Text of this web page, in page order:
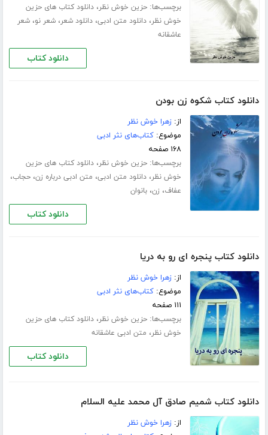
برچسب‌ها:حزین خوش نظر،دانلود کتاب های حزین
خوش نظر،دانلود متن ادبی،دانلود شعر،شعر نو،شعر
عاشقانه
دانلود کتاب
دانلود کتاب شکوه زن بودن
از:زهرا خوش نظر
موضوع:کتاب‌های نثر ادبی
۱۶۸ صفحه
برچسب‌ها:حزین خوش نظر،دانلود کتاب های حزین
خوش نظر،دانلود متن ادبی، متن ادبی درباره زن،حجاب،
عفاف، زن،بانوان
دانلود کتاب
دانلود کتاب پنجره ای رو به دریا
از:زهرا خوش نظر
موضوع:کتاب‌های نثر ادبی
۱۱۱ صفحه
برچسب‌ها:حزین خوش نظر،دانلود کتاب های حزین
خوش نظر، متن ادبی عاشقانه
دانلود کتاب
دانلود کتاب شمیم صادق آل محمد علیه السلام
از:زهرا خوش نظر